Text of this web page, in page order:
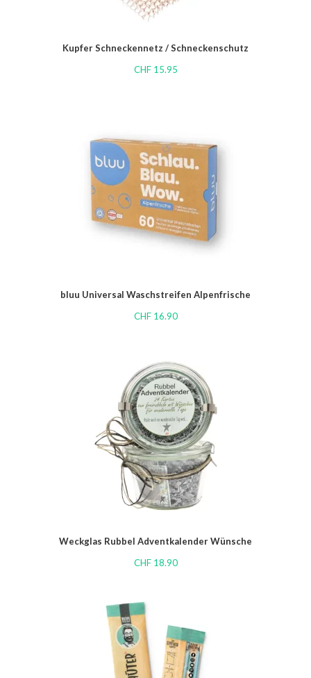
Kupfer Schneckennetz / Schneckenschutz
CHF15.95
bluu Universal Waschstreifen Alpenfrische
CHF16.90
Weckglas Rubbel Adventkalender Wünsche
CHF18.90